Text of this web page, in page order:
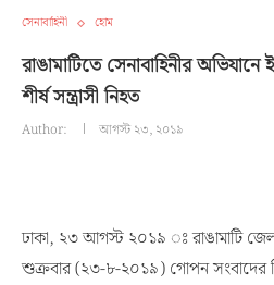
সেনাবাহিনী হোম
রাঙামাটিতে সেনাবাহিনীর
শীর্ষ সন্ত্রাসী নিহত
Author: আগস্ট ২৩, ২০১৯
ঢাকা, ২৩ আগস্ট ২০১৯ ঃ রাঙামাটি
শুক্রবার (২৩-৮-২০১৯) গোপন সংবাদের